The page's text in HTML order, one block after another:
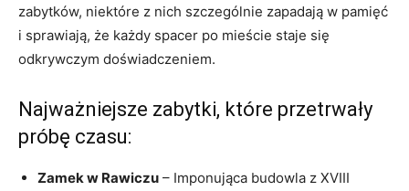
zabytków, niektóre z nich szczególnie zapadają w pamięć
i sprawiają, że każdy spacer po mieście staje się
odkrywczym doświadczeniem.
Najważniejsze zabytki, które przetrwały
próbę czasu:
Zamek w Rawiczu – Imponująca budowla z XVIII